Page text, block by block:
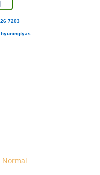
7203
Normal